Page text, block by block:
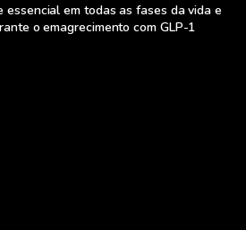
essencial em todas as fases da vida e
o emagrecimento com GLP-1